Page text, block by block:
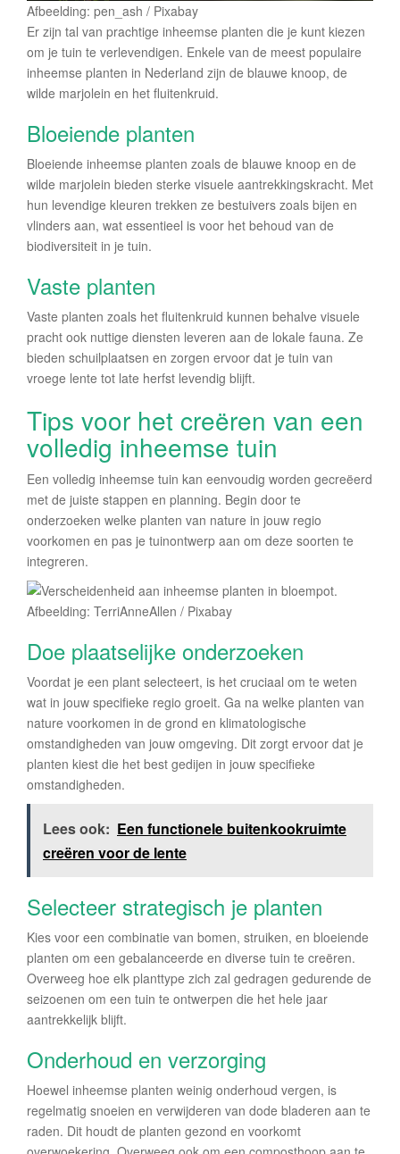
Afbeelding: pen_ash / Pixabay
Er zijn tal van prachtige inheemse planten die je kunt kiezen
om je tuin te verlevendigen. Enkele van de meest populaire
inheemse planten in Nederland zijn de blauwe knoop, de
wilde marjolein en het fluitenkruid.
Bloeiende planten
Bloeiende inheemse planten zoals de blauwe knoop en de
wilde marjolein bieden sterke visuele aantrekkingskracht. Met
hun levendige kleuren trekken ze bestuivers zoals bijen en
vlinders aan, wat essentieel is voor het behoud van de
biodiversiteit in je tuin.
Vaste planten
Vaste planten zoals het fluitenkruid kunnen behalve visuele
pracht ook nuttige diensten leveren aan de lokale fauna. Ze
bieden schuilplaatsen en zorgen ervoor dat je tuin van
vroege lente tot late herfst levendig blijft.
Tips voor het creëren van een
volledig inheemse tuin
Een volledig inheemse tuin kan eenvoudig worden gecreëerd
met de juiste stappen en planning. Begin door te
onderzoeken welke planten van nature in jouw regio
voorkomen en pas je tuinontwerp aan om deze soorten te
integreren.
Afbeelding: TerriAnneAllen / Pixabay
Doe plaatselijke onderzoeken
Voordat je een plant selecteert, is het cruciaal om te weten
wat in jouw specifieke regio groeit. Ga na welke planten van
nature voorkomen in de grond en klimatologische
omstandigheden van jouw omgeving. Dit zorgt ervoor dat je
planten kiest die het best gedijen in jouw specifieke
omstandigheden.
Lees ook: Een functionele buitenkookruimte
creëren voor de lente
Selecteer strategisch je planten
Kies voor een combinatie van bomen, struiken, en bloeiende
planten om een gebalanceerde en diverse tuin te creëren.
Overweeg hoe elk planttype zich zal gedragen gedurende de
seizoenen om een tuin te ontwerpen die het hele jaar
aantrekkelijk blijft.
Onderhoud en verzorging
Hoewel inheemse planten weinig onderhoud vergen, is
regelmatig snoeien en verwijderen van dode bladeren aan te
raden. Dit houdt de planten gezond en voorkomt